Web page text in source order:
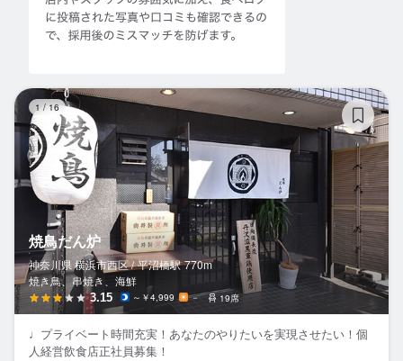
1/16
焼鳥だん炉
神奈川県 横浜市西区 / 平沼橋駅 770m
焼き鳥、串焼き、海鮮
3.15 ～￥4,999 － 19席
♩プライベート時間充実！あなたのやりたいを実現させたい！個
人経営飲食店正社員募集！